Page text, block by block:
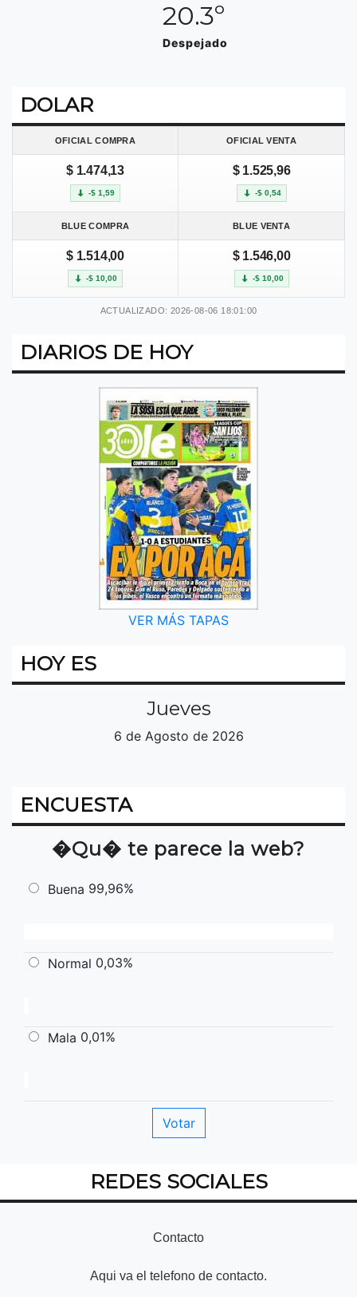
20.3º
Despejado
DOLAR
OFICIAL COMPRA OFICIAL VENTA
$ 1.474,13
-$ 1,59
$ 1.525,96
-$ 0,54
BLUE COMPRA BLUE VENTA
$ 1.514,00
-$ 10,00
$ 1.546,00
-$ 10,00
ACTUALIZADO: 2026-08-06 18:01:00
DIARIOS DE HOY
VER MÁS TAPAS
HOY ES
Jueves
6 de Agosto de 2026
ENCUESTA
�Qu� te parece la web?
Buena 99,96%
Normal 0,03%
Mala 0,01%
REDES SOCIALES
Contacto
Aqui va el telefono de contacto.